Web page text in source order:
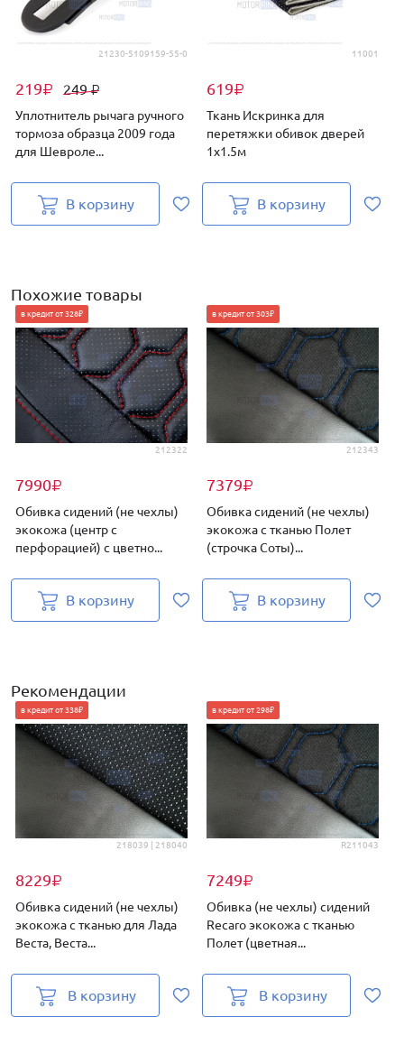
21230-5109159-55-0
219₽ 249₽
Уплотнитель рычага ручного
тормоза образца 2009 года
для Шевроле...
В корзину
11001
619₽
Ткань Искринка для
перетяжки обивок дверей
1х1.5м
В корзину
Похожие товары
212322
7990₽
в кредит от 328₽
Обивка сидений (не чехлы)
экокожа (центр с
перфорацией) с цветно...
В корзину
212343
7379₽
в кредит от 303₽
Обивка сидений (не чехлы)
экокожа с тканью Полет
(строчка Соты)...
В корзину
Рекомендации
218039 | 218040
8229₽
в кредит от 338₽
Обивка сидений (не чехлы)
экокожа с тканью для Лада
Веста, Веста...
В корзину
R211043
7249₽
в кредит от 298₽
Обивка (не чехлы) сидений
Recaro экокожа с тканью
Полет (цветная...
В корзину